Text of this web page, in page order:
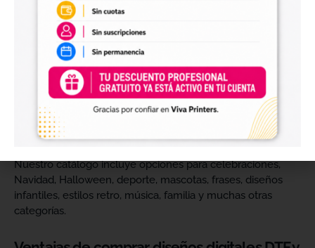
Archivos digitales para negocios de
personalización
Comprar diseños digitales es una solución práctica para
profesionales que quieren ahorrar tiempo, renovar su
catálogo y ofrecer más variedad de productos a sus
clientes. Podrás escoger diseños de diferentes estilos,
temáticas, temporadas y públicos.
Nuestro catálogo incluye opciones para celebraciones,
Navidad, Halloween, deporte, mascotas, frases, diseños
infantiles, estilos retro, música, familia y muchas otras
categorías.